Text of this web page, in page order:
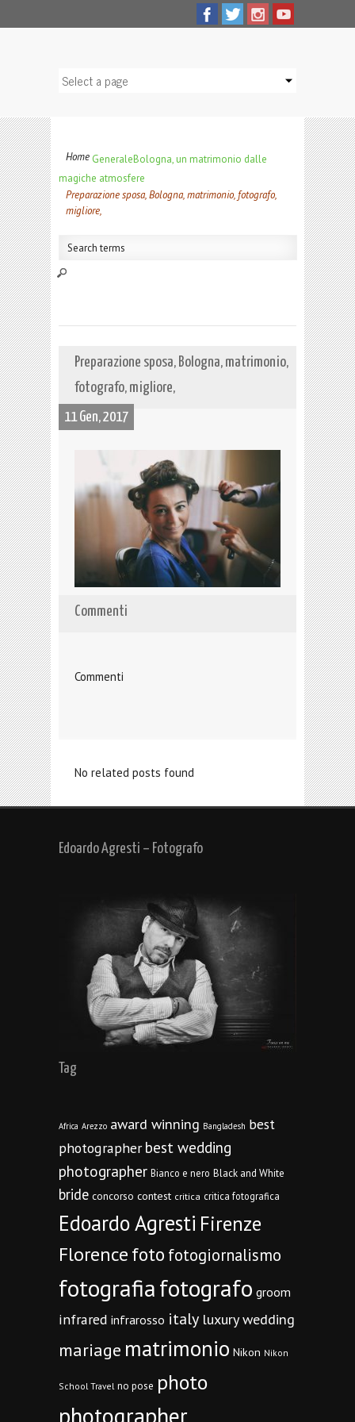
Home GeneraleBologna, un matrimonio dalle
magiche atmosfere
Preparazione sposa, Bologna, matrimonio, fotografo,
migliore,
Preparazione sposa, Bologna, matrimonio,
fotografo, migliore,
11 Gen, 2017
Commenti
Commenti
No related posts found
Edoardo Agresti – Fotografo
Tag
Africa Arezzo award winning Bangladesh best
photographer best wedding
photographer Bianco e nero Black and White
bride concorso contest critica critica fotografica
Edoardo Agresti Firenze
Florencefoto fotogiornalismo
fotografiafotografo groom
infrared infrarosso italy luxury wedding
mariage matrimonio Nikon Nikon
School Travel no pose photo